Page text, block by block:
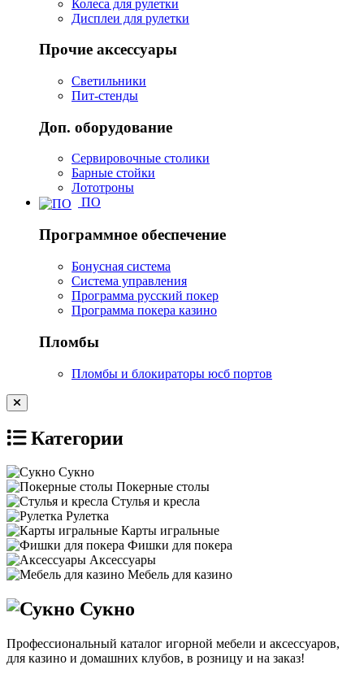
Колеса для рулетки
Дисплеи для рулетки
Прочие аксессуары
Светильники
Пит-стенды
Доп. оборудование
Сервировочные столики
Барные стойки
Лототроны
ПО
Программное обеспечение
Бонусная система
Система управления
Программа русский покер
Программа покера казино
Пломбы
Пломбы и блокираторы юсб портов
Категории
Сукно
Покерные столы
Стулья и кресла
Рулетка
Карты игральные
Фишки для покера
Аксессуары
Мебель для казино
Сукно
Профессиональный каталог игорной мебели и аксессуаров,
для казино и домашних клубов, в розницу и на заказ!